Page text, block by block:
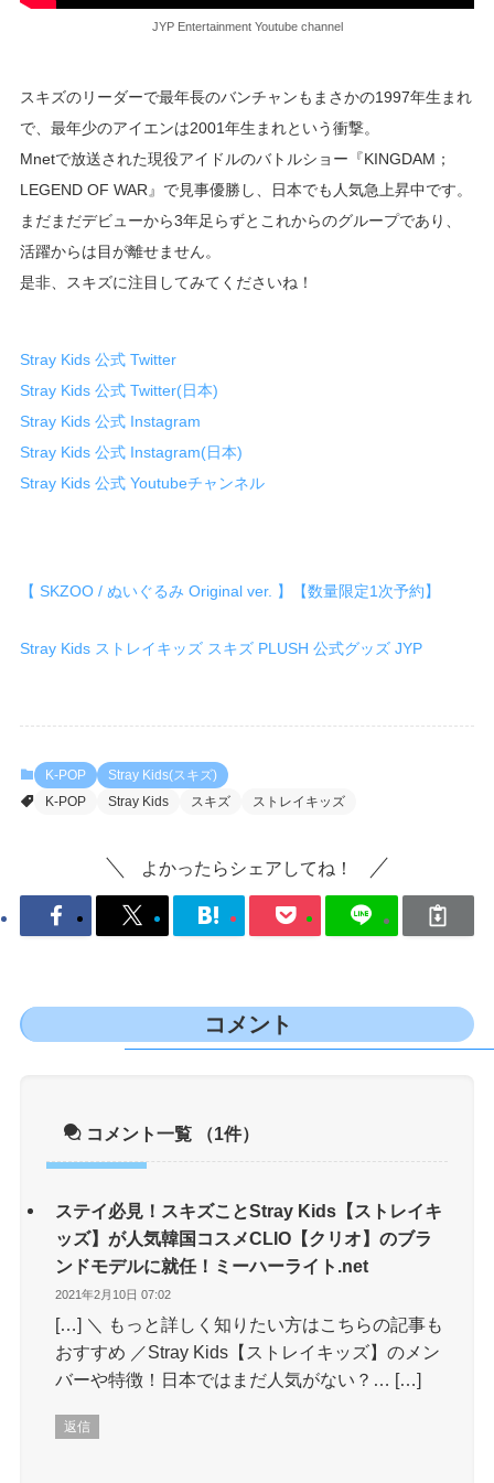
JYP Entertainment Youtube channel
スキズのリーダーで最年長のバンチャンもまさかの1997年生まれ
で、最年少のアイエンは2001年生まれという衝撃。
Mnetで放送された現役アイドルのバトルショー『KINGDAM；
LEGEND OF WAR』で見事優勝し、日本でも人気急上昇中です。
まだまだデビューから3年足らずとこれからのグループであり、
活躍からは目が離せません。
是非、スキズに注目してみてくださいね！
Stray Kids 公式 Twitter
Stray Kids 公式 Twitter(日本)
Stray Kids 公式 Instagram
Stray Kids 公式 Instagram(日本)
Stray Kids 公式 Youtubeチャンネル
【 SKZOO / ぬいぐるみ Original ver. 】【数量限定1次予約】
Stray Kids ストレイキッズ スキズ PLUSH 公式グッズ JYP
K-POP
Stray Kids(スキズ)
K-POP
Stray Kids スキズ ストレイキッズ
よかったらシェアしてね！
コメント
コメント一覧 （1件）
ステイ必見！スキズことStray Kids【ストレイキ
ッズ】が人気韓国コスメCLIO【クリオ】のブラ
ンドモデルに就任！ミーハーライト.net
2021年2月10日 07:02
[…] ＼ もっと詳しく知りたい方はこちらの記事も
おすすめ ／Stray Kids【ストレイキッズ】のメン
バーや特徴！日本ではまだ人気がない？… […]
返信